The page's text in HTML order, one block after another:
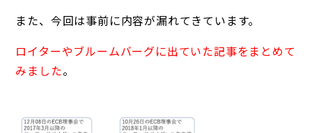
また、今回は事前に内容が漏れてきています。
ロイターやブルームバーグに出ていた記事をまとめて
みました。